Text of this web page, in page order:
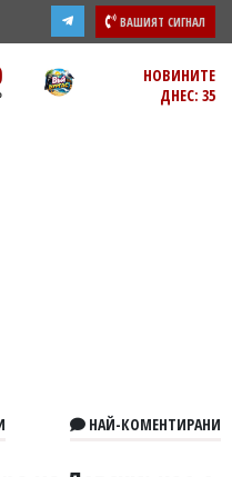
ВАШИЯТ СИГНАЛ
НОВИНИТЕ
ДНЕС: 35
НАЙ-КОМЕНТИРАНИ